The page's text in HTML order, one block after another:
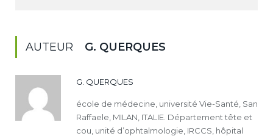
AUTEUR G. QUERQUES
G. QUERQUES
école de médecine, université Vie-Santé, San
Raffaele, MILAN, ITALIE. Département tête et
cou, unité d’ophtalmologie, IRCCS, hôpital